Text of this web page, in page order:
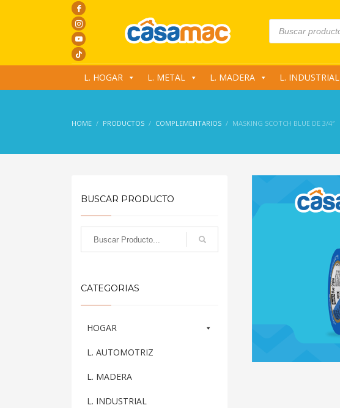
Products
search
L. HOGAR L. METAL L. MADERA L. INDUSTRIAL
HOME PRODUCTOS COMPLEMENTARIOS MASKING SCOTCH BLUE DE 3/4″
BUSCAR PRODUCTO
CATEGORIAS
HOGAR
L. AUTOMOTRIZ
L. MADERA
L. INDUSTRIAL